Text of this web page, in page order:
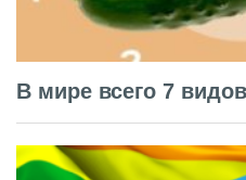
В мире всего 7